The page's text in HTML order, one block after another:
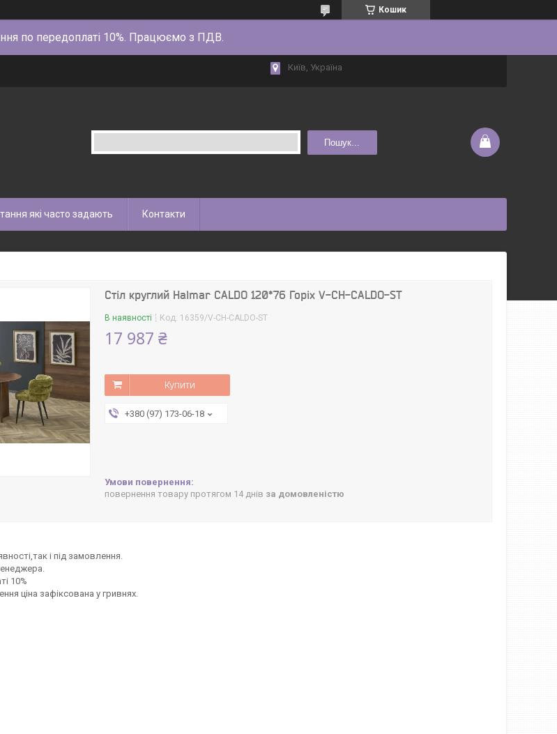
Кошик
по передоплаті 10%. Працюємо з ПДВ.
Київ, Україна
Пошук...
які часто задають Контакти
Стіл круглий Halmar CALDO 120*76 Горіх V-CH-CALDO-ST
В наявності Код: 16359/V-CH-CALDO-ST
17 987 ₴
Купити
+380 (97) 173-06-18
повернення товару протягом 14 днів за домовленістю
і під замовлення.
10%
ціна зафіксована у гривнях.